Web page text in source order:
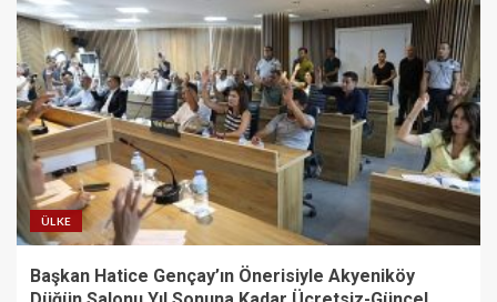
ÜLKE
Başkan Hatice Gençay’ın Önerisiyle Akyeniköy